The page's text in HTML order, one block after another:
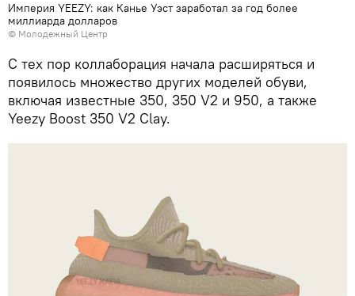
Империя YEEZY: как Канье Уэст заработал за год более
миллиарда долларов
© Молодежный Центр
С тех пор коллаборация начала расширяться и
появилось множество других моделей обуви,
включая известные 350, 350 V2 и 950, а также
Yeezy Boost 350 V2 Clay.